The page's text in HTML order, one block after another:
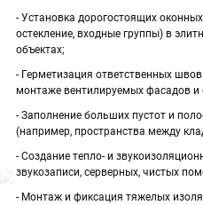
- Установка дорогостоящих
остекление, входные группы) в
объектах;
- Герметизация ответственных
монтаже вентилируемых фасадов и
- Заполнение больших пустот и
(например, пространства между
- Создание тепло- и
звукозаписи, серверных, чистых
- Монтаж и фиксация тяжелых